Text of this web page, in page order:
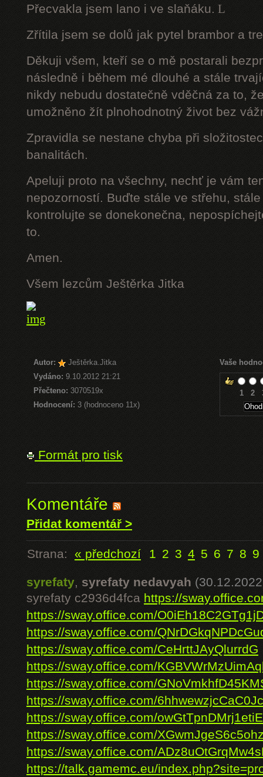
Přecvakla jsem lano i ve slaňáku. L
Zřítila jsem se dolů jak pytel brambor a
Děkuji všem, kteří se o mě postarali
následně i během mé dlouhé a stále
nikdy nebudu dostatečně vděčná za to,
umožněno žít plnohodnotný život bez
Zpravidla se nestane chyba při
banalitách.
Apeluji proto na všechny, nechť je vám
nepozorností. Buďte stále ve střehu,
kontrolujte se donekonečna,
to.
Amen.
Všem lezcům Ještěrka Jitka
Autor:
Ještěrka.Jitka
Vydáno: 9.10.2012 21:21
Přečteno: 3070519x
Hodnocení: 3 (hodnoceno 11x)
Vaše
1 2
Formát pro tisk
Komentáře
Přidat komentář >
Strana: « předchozí 1 2 3 4 5 6 7 8 9
syrefaty, syrefaty nedavyah
syrefaty c2936d4fca https://
https://sway.office.com/
https://sway.office.com/
https://sway.office.com/CeHrttJAyQlurrdG
https://sway.office.com/
https://sway.office.com/
https://sway.office.com/
https://sway.office.com/owGtTpnDMrj1etiE
https://sway.office.com/
https://sway.office.com/
https://talk.gamemc.eu/